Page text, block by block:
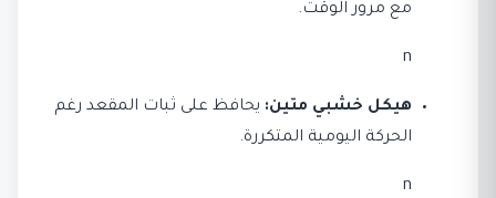
مع مرور الوقت.
n
هيكل خشبي متين: يحافظ على ثبات المقعد رغم
الحركة اليومية المتكررة.
n